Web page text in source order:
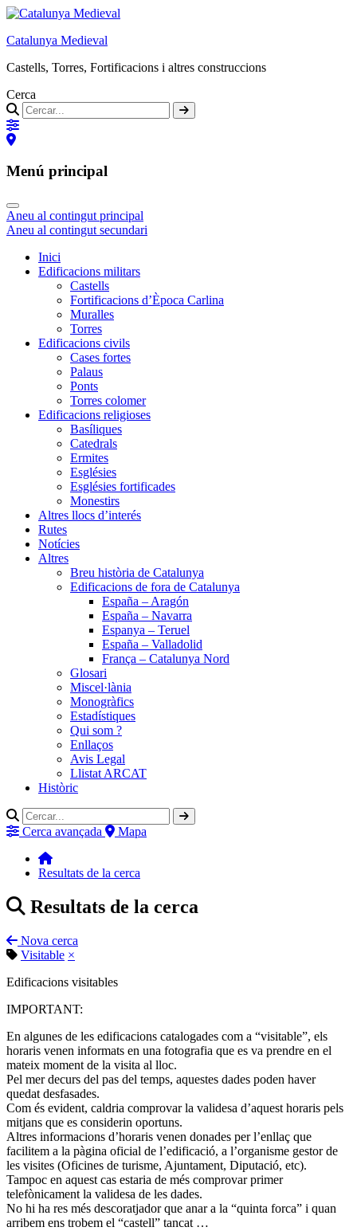
Catalunya Medieval
Castells, Torres, Fortificacions i altres construccions
Cerca
Menú principal
Aneu al contingut principal
Aneu al contingut secundari
Inici
Edificacions militars
Castells
Fortificacions d’Època Carlina
Muralles
Torres
Edificacions civils
Cases fortes
Palaus
Ponts
Torres colomer
Edificacions religioses
Basíliques
Catedrals
Ermites
Esglésies
Esglésies fortificades
Monestirs
Altres llocs d’interés
Rutes
Notícies
Altres
Breu història de Catalunya
Edificacions de fora de Catalunya
España – Aragón
España – Navarra
Espanya – Teruel
España – Valladolid
França – Catalunya Nord
Glosari
Miscel·lània
Monogràfics
Estadístiques
Qui som ?
Enllaços
Avis Legal
Llistat ARCAT
Històric
Cerca avançada Mapa
Resultats de la cerca
Resultats de la cerca
Nova cerca
Visitable ×
Edificacions visitables
IMPORTANT:
En algunes de les edificacions catalogades com a “visitable”, els
horaris venen informats en una fotografia que es va prendre en el
mateix moment de la visita al lloc.
Pel mer decurs del pas del temps, aquestes dades poden haver
quedat desfasades.
Com és evident, caldria comprovar la validesa d’aquest horaris pels
mitjans que es considerin oportuns.
Altres informacions d’horaris venen donades per l’enllaç que
facilitem a la pàgina oficial de l’edificació, a l’organisme gestor de
les visites (Oficines de turisme, Ajuntament, Diputació, etc).
Tampoc en aquest cas estaria de més comprovar primer
telefònicament la validesa de les dades.
No hi ha res més descoratjador que anar a la “quinta forca” i quan
arribem ens trobem el “castell” tancat …